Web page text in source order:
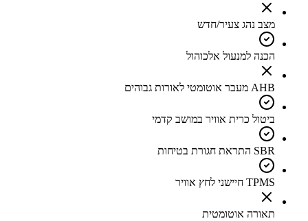
מצב נהג צעיר/חדש
הכנה למנעול אלכוהול
AHB מעבר אוטומטי לאורות גבוהים
ביטול כרית אוויר במושב קדמי
SBR התראת חגורת בטיחות
TPMS חיישני לחץ אוויר
תאורה אוטומטית